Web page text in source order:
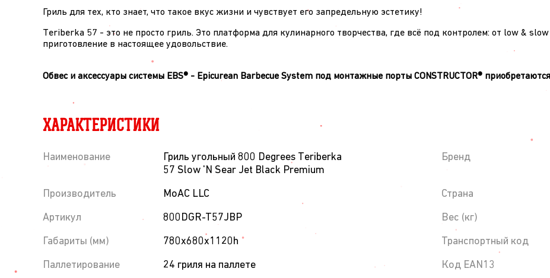
Гриль для тех, кто знает, что такое вкус жизни и чувствует его запредельную эстетику!
Teriberka 57 - это не просто гриль. Это платформа для кулинарного творчества, где всё под контролем: от low &
приготовление в настоящее удовольствие.
Обвес и аксессуары системы EBS® - Epicurean Barbecue System под монтажные порты CONSTRUCTOR®
ХАРАКТЕРИСТИКИ
Наименование
Гриль угольный 800 Degrees Teriberka
57 Slow 'N Sear Jet Black Premium
Бренд
Производитель MoAC LLC Страна
Артикул 800DGR-T57JBP Вес (кг)
Габариты (мм) 780х680х1120h Транспортный код
Паллетирование 24 гриля на паллете Код EAN13